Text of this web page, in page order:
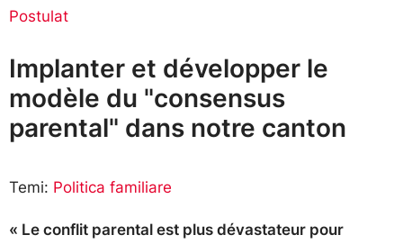
Postulat
Implanter et développer le
modèle du "consensus
parental" dans notre canton
Temi: Politica familiare
« Le conflit parental est plus dévastateur pour